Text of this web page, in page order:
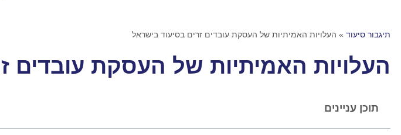
תיגבור סיעוד » העלויות האמיתיות של העסקת עובדים זרים בסיעוד בישראל
העלויות האמיתיות של העסקת עובדים
תוכן עניינים